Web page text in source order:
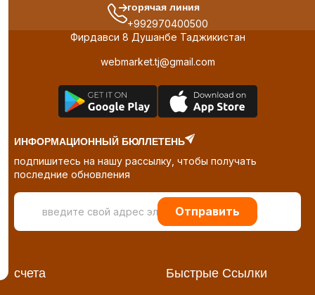
горячая линия
+992970400500
Фирдавси 8 Душанбе Таджикистан
webmarket.tj@gmail.com
ИНФОРМАЦИОННЫЙ БЮЛЛЕТЕНЬ
подпишитесь на нашу рассылку, чтобы получать
последние обновления
Отправить
счета Быстрые Ссылки